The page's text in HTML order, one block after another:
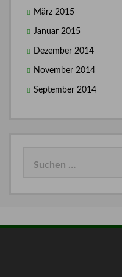
März 2015
Januar 2015
Dezember 2014
November 2014
September 2014